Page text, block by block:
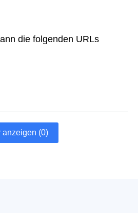
die folgenden URLs
anzeigen (0)